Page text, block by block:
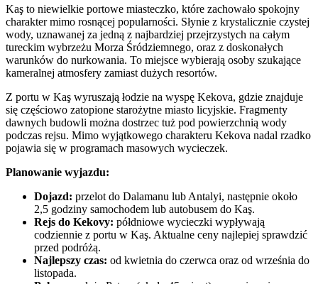
Kaş to niewielkie portowe miasteczko, które zachowało spokojny
charakter mimo rosnącej popularności. Słynie z krystalicznie czystej
wody, uznawanej za jedną z najbardziej przejrzystych na całym
tureckim wybrzeżu Morza Śródziemnego, oraz z doskonałych
warunków do nurkowania. To miejsce wybierają osoby szukające
kameralnej atmosfery zamiast dużych resortów.
Z portu w Kaş wyruszają łodzie na wyspę Kekova, gdzie znajduje
się częściowo zatopione starożytne miasto licyjskie. Fragmenty
dawnych budowli można dostrzec tuż pod powierzchnią wody
podczas rejsu. Mimo wyjątkowego charakteru Kekova nadal rzadko
pojawia się w programach masowych wycieczek.
Planowanie wyjazdu:
Dojazd: przelot do Dalamanu lub Antalyi, następnie około
2,5 godziny samochodem lub autobusem do Kaş.
Rejs do Kekovy: półdniowe wycieczki wypływają
codziennie z portu w Kaş. Aktualne ceny najlepiej sprawdzić
przed podróżą.
Najlepszy czas: od kwietnia do czerwca oraz od września do
listopada.